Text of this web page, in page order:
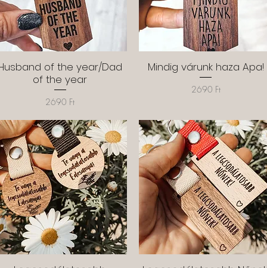
Gyorsnézet
of the year/Dad
of the year
Ár
2690 Ft
Gyorsnézet
Mindig várunk haza Apa!
Ár
2690 Ft